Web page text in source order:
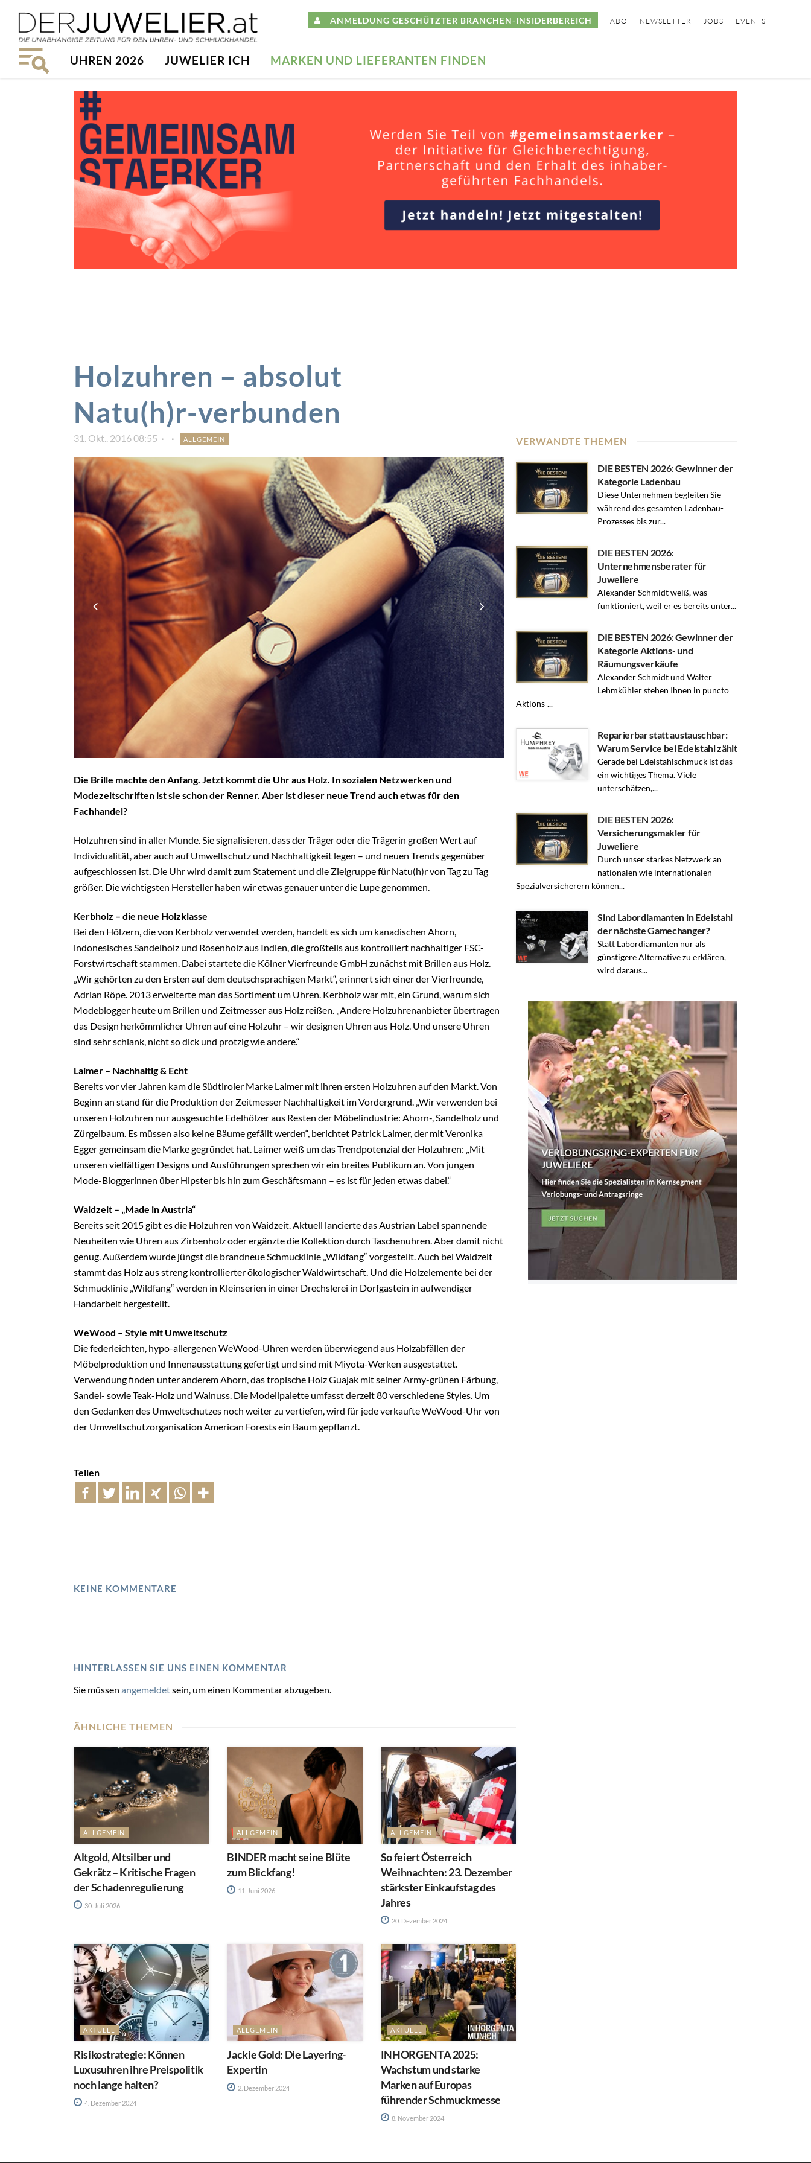
ANMELDUNG GESCHÜTZTER BRANCHEN-INSIDERBEREICH ABO NEWSLETTER JOBS EVENTS
UHREN 2026 JUWELIER ICH MARKEN UND LIEFERANTEN FINDEN
Holzuhren – absolut
Natu(h)r-verbunden
31. Okt.. 2016 08:55 ALLGEMEIN
Die Brille machte den Anfang. Jetzt kommt die Uhr aus Holz. In sozialen Netzwerken und
Modezeitschriften ist sie schon der Renner. Aber ist dieser neue Trend auch etwas für den
Fachhandel?
Holzuhren sind in aller Munde. Sie signalisieren, dass der Träger oder die Trägerin großen Wert auf
Individualität, aber auch auf Umweltschutz und Nachhaltigkeit legen – und neuen Trends gegenüber
aufgeschlossen ist. Die Uhr wird damit zum Statement und die Zielgruppe für Natu(h)r von Tag zu Tag
größer. Die wichtigsten Hersteller haben wir etwas genauer unter die Lupe genommen.
Kerbholz – die neue Holzklasse
Bei den Hölzern, die von Kerbholz verwendet werden, handelt es sich um kanadischen Ahorn,
indonesisches Sandelholz und Rosenholz aus Indien, die großteils aus kontrolliert nachhaltiger FSC-
Forstwirtschaft stammen. Dabei startete die Kölner Vierfreunde GmbH zunächst mit Brillen aus Holz.
„Wir gehörten zu den Ersten auf dem deutschsprachigen Markt“, erinnert sich einer der Vierfreunde,
Adrian Röpe. 2013 erweiterte man das Sortiment um Uhren. Kerbholz war mit, ein Grund, warum sich
Modeblogger heute um Brillen und Zeitmesser aus Holz reißen. „Andere Holzuhrenanbieter übertragen
das Design herkömmlicher Uhren auf eine Holzuhr – wir designen Uhren aus Holz. Und unsere Uhren
sind sehr schlank, nicht so dick und protzig wie andere.“
Laimer – Nachhaltig & Echt
Bereits vor vier Jahren kam die Südtiroler Marke Laimer mit ihren ersten Holzuhren auf den Markt. Von
Beginn an stand für die Produktion der Zeitmesser Nachhaltigkeit im Vordergrund. „Wir verwenden bei
unseren Holzuhren nur ausgesuchte Edelhölzer aus Resten der Möbelindustrie: Ahorn-, Sandelholz und
Zürgelbaum. Es müssen also keine Bäume gefällt werden“, berichtet Patrick Laimer, der mit Veronika
Egger gemeinsam die Marke gegründet hat. Laimer weiß um das Trendpotenzial der Holzuhren: „Mit
unseren vielfältigen Designs und Ausführungen sprechen wir ein breites Publikum an. Von jungen
Mode-Bloggerinnen über Hipster bis hin zum Geschäftsmann – es ist für jeden etwas dabei.“
Waidzeit – „Made in Austria“
Bereits seit 2015 gibt es die Holzuhren von Waidzeit. Aktuell lancierte das Austrian Label spannende
Neuheiten wie Uhren aus Zirbenholz oder ergänzte die Kollektion durch Taschenuhren. Aber damit nicht
genug. Außerdem wurde jüngst die brandneue Schmucklinie „Wildfang“ vorgestellt. Auch bei Waidzeit
stammt das Holz aus streng kontrollierter ökologischer Waldwirtschaft. Und die Holzelemente bei der
Schmucklinie „Wildfang“ werden in Kleinserien in einer Drechslerei in Dorfgastein in aufwendiger
Handarbeit hergestellt.
WeWood – Style mit Umweltschutz
Die federleichten, hypo-allergenen WeWood-Uhren werden überwiegend aus Holzabfällen der
Möbelproduktion und Innenausstattung gefertigt und sind mit Miyota-Werken ausgestattet.
Verwendung finden unter anderem Ahorn, das tropische Holz Guajak mit seiner Army-grünen Färbung,
Sandel- sowie Teak-Holz und Walnuss. Die Modellpalette umfasst derzeit 80 verschiedene Styles. Um
den Gedanken des Umweltschutzes noch weiter zu vertiefen, wird für jede verkaufte WeWood-Uhr von
der Umweltschutzorganisation American Forests ein Baum gepflanzt.
Teilen
KEINE KOMMENTARE
HINTERLASSEN SIE UNS EINEN KOMMENTAR
Sie müssen angemeldetsein, um einen Kommentar abzugeben.
VERWANDTE THEMEN
DIE BESTEN 2026: Gewinner der
Kategorie Ladenbau
Diese Unternehmen begleiten Sie
während des gesamten Ladenbau-
Prozesses bis zur...
DIE BESTEN 2026:
Unternehmensberater für
Juweliere
Alexander Schmidt weiß, was
funktioniert, weil er es bereits unter...
DIE BESTEN 2026: Gewinner der
Kategorie Aktions- und
Räumungsverkäufe
Alexander Schmidt und Walter
Lehmkühler stehen Ihnen in puncto
Aktions-...
Reparierbar statt austauschbar:
Warum Service bei Edelstahl zählt
Gerade bei Edelstahlschmuck ist das
ein wichtiges Thema. Viele
unterschätzen,...
DIE BESTEN 2026:
Versicherungsmakler für
Juweliere
Durch unser starkes Netzwerk an
nationalen wie internationalen
Spezialversicherern können...
Sind Labordiamanten in Edelstahl
der nächste Gamechanger?
Statt Labordiamanten nur als
günstigere Alternative zu erklären,
wird daraus...
ÄHNLICHE THEMEN
ALLGEMEIN
Altgold, Altsilber und
Gekrätz – Kritische Fragen
der Schadenregulierung
30. Juli 2026
ALLGEMEIN
BINDER macht seine Blüte
zum Blickfang!
11. Juni 2026
ALLGEMEIN
So feiert Österreich
Weihnachten: 23. Dezember
stärkster Einkaufstag des
Jahres
20. Dezember 2024
AKTUELL
Risikostrategie: Können
Luxusuhren ihre Preispolitik
noch lange halten?
4. Dezember 2024
ALLGEMEIN
Jackie Gold: Die Layering-
Expertin
2. Dezember 2024
AKTUELL
INHORGENTA 2025:
Wachstum und starke
Marken auf Europas
führender Schmuckmesse
8. November 2024